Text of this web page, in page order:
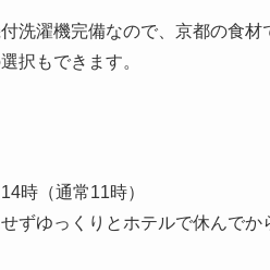
洗濯機完備なので、京都の食
択もできます。
時（通常11時）
ずゆっくりとホテルで休んでか